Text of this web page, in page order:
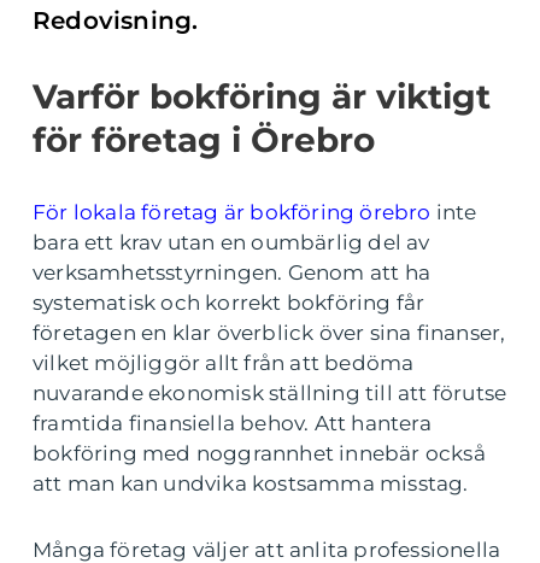
Redovisning.
Varför bokföring är viktigt
för företag i Örebro
För lokala företag är bokföring örebro inte
bara ett krav utan en oumbärlig del av
verksamhetsstyrningen. Genom att ha
systematisk och korrekt bokföring får
företagen en klar överblick över sina finanser,
vilket möjliggör allt från att bedöma
nuvarande ekonomisk ställning till att förutse
framtida finansiella behov. Att hantera
bokföring med noggrannhet innebär också
att man kan undvika kostsamma misstag.
Många företag väljer att anlita professionella